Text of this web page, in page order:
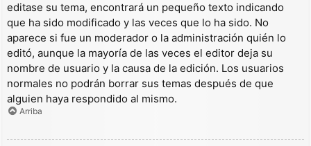
editase su tema, encontrará un pequeño texto indicando
que ha sido modificado y las veces que lo ha sido. No
aparece si fue un moderador o la administración quién lo
editó, aunque la mayoría de las veces el editor deja su
nombre de usuario y la causa de la edición. Los usuarios
normales no podrán borrar sus temas después de que
alguien haya respondido al mismo.
Arriba